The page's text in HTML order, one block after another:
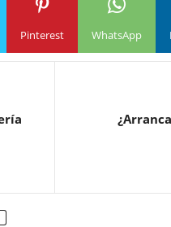
Pinterest WhatsApp